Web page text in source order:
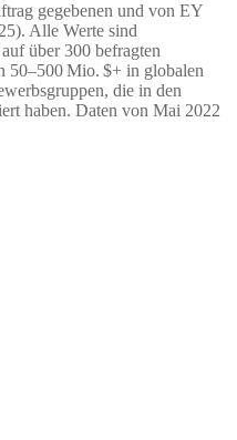
gegebenen und von EY
Alle Werte sind
über 300 befragten
50–500 Mio. $+ in globalen
die in den
haben. Daten von Mai 2022